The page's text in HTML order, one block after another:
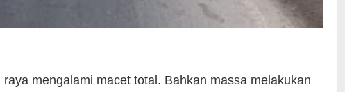
mengalami macet total. Bahkan massa melakukan